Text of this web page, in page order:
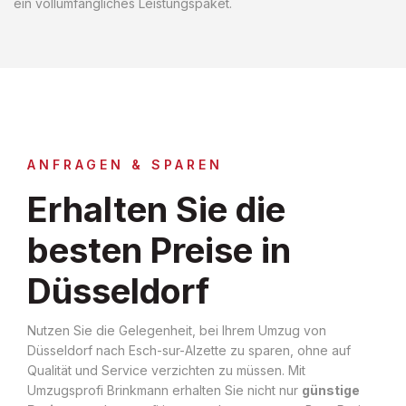
ein vollumfängliches Leistungspaket.
ANFRAGEN & SPAREN
Erhalten Sie die
besten Preise in
Düsseldorf
Nutzen Sie die Gelegenheit, bei Ihrem Umzug von
Düsseldorf nach Esch-sur-Alzette zu sparen, ohne auf
Qualität und Service verzichten zu müssen. Mit
Umzugsprofi Brinkmann erhalten Sie nicht nur günstige